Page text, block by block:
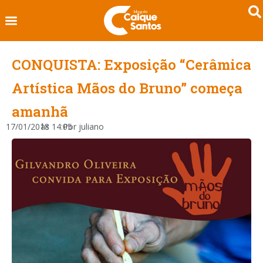
CONQUISTA: Exposição “Cerâmica
Artística Mãos do Bruno” começa
amanhã
17/01/2018
às 14:05
Por juliano